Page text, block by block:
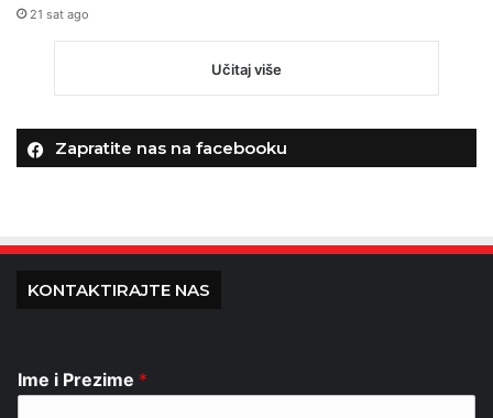
21 sat ago
Učitaj više
Zapratite nas na facebooku
KONTAKTIRAJTE NAS
Ime i Prezime *